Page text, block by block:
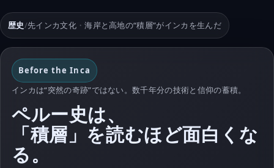
歴史/先インカ文化・海岸と高地の“積層”がインカを生んだ
Before the Inca
インカは“突然の奇跡”ではない。数千年分の技術と信仰の蓄積。
ペルー史は、
「積層」を読むほど面白くな
る。